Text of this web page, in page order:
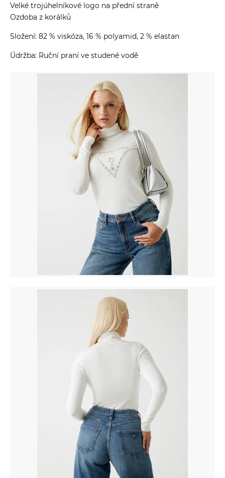
Velké trojúhelníkové logo na přední straně
Ozdoba z korálků
Složení: 82 % viskóza, 16 % polyamid, 2 % elastan
Údržba: Ruční praní ve studené vodě